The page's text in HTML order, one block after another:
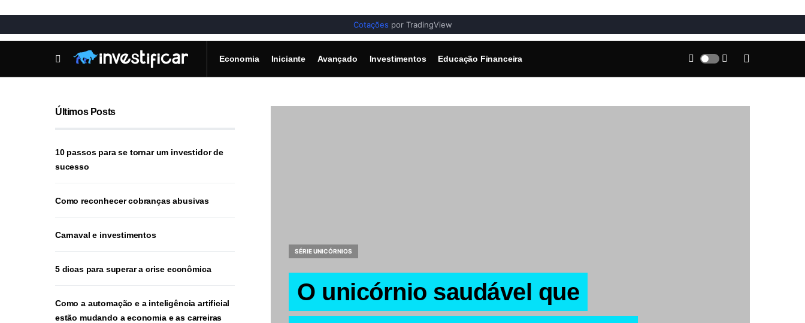
Cotações por TradingView
Economia Iniciante Avançado Investimentos Educação Financeira
SÉRIE UNICÓRNIOS
O unicórnio saudável que
Últimos Posts
10 passos para se tornar um investidor de
sucesso
Como reconhecer cobranças abusivas
Carnaval e investimentos
5 dicas para superar a crise econômica
Como a automação e a inteligência artificial
estão mudando a economia e as carreiras